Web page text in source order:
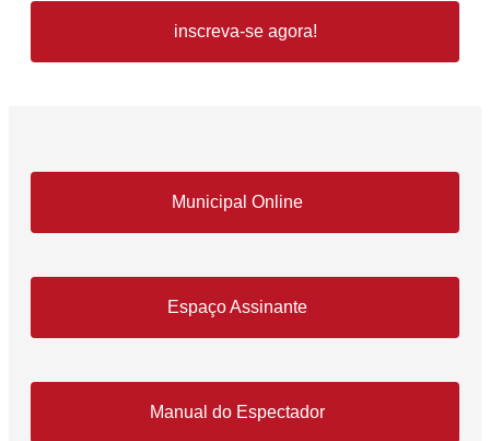
inscreva-se agora!
Municipal Online
Espaço Assinante
Manual do Espectador